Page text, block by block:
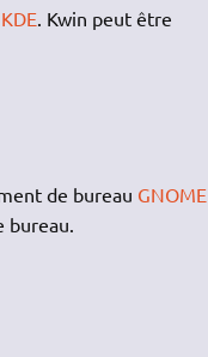
KDE. Kwin peut être
de bureau GNOME
bureau.